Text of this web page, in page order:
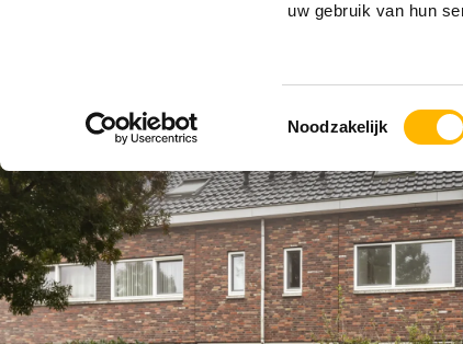
uw gebruik van hun
Toestemmingsselectie
Noodzakelijk